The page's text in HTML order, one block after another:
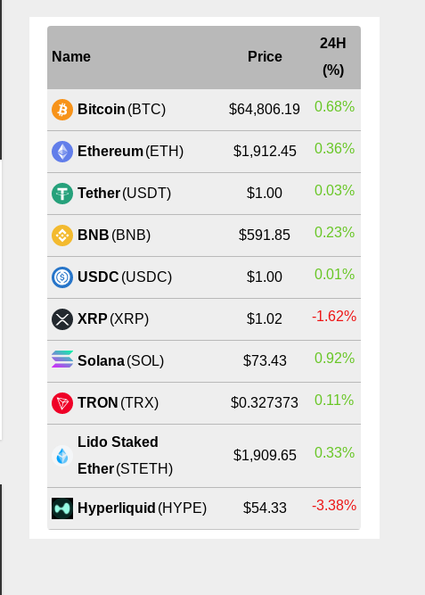
Name Price
24H
(%)
Bitcoin (BTC) $64,806.19 0.68%
Ethereum(ETH) $1,912.45 0.36%
Tether(USDT) $1.00 0.03%
BNB (BNB) $591.85 0.23%
USDC (USDC) $1.00 0.01%
XRP (XRP) $1.02 -1.62%
Solana(SOL) $73.43 0.92%
TRON (TRX) $0.327373 0.11%
Lido Staked
Ether(STETH)
$1,909.65 0.33%
Hyperliquid (HYPE) $54.33 -3.38%